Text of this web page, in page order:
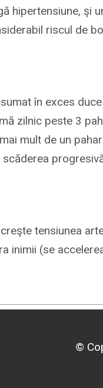
hipertensiune, şi
riscul de
în exces
zilnic peste 3
mult de un
tensiunea
inimii (se
©